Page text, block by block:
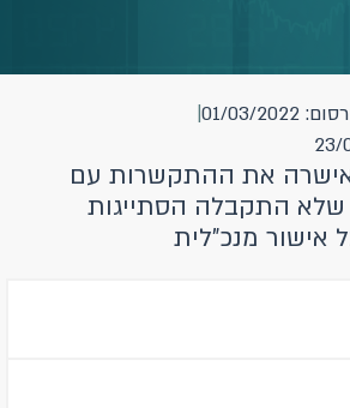
03/2022
את ההתקשרות עם
התקבלה הסתייגות
אישור מנכ"לית​